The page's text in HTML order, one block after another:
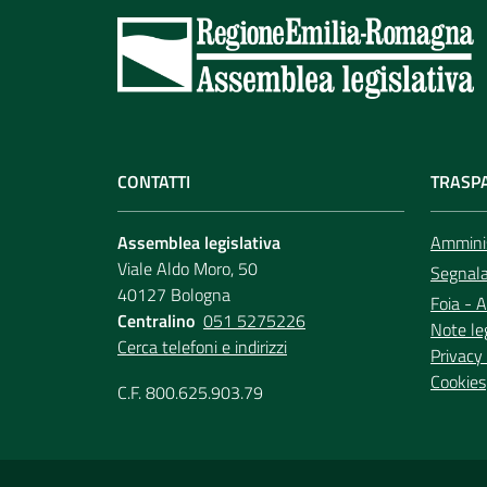
CONTATTI
Assemblea legislativa
Viale Aldo Moro, 50
40127 Bologna
Centralino 051 5275226
Cerca telefoni e indirizzi
C.F. 800.625.903.79
Foia -
Note
Cookies